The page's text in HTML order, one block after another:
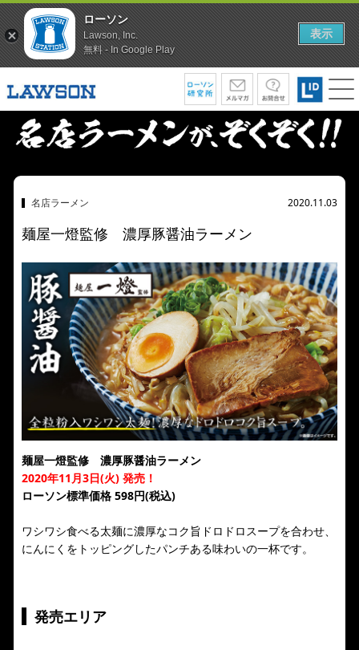
名店ラーメン 2020.11.03
麺屋一燈監修 濃厚豚醤油ラーメン
麺屋一燈監修 濃厚豚醤油ラーメン
2020年11月3日(火) 発売！
ローソン標準価格 598円(税込)
ワシワシ食べる太麺に濃厚なコク旨ドロドロスープを合わせ、
にんにくをトッピングしたパンチある味わいの一杯​です。
発売エリア
ローソン
Lawson, Inc.
無料 - In Google Play
表示